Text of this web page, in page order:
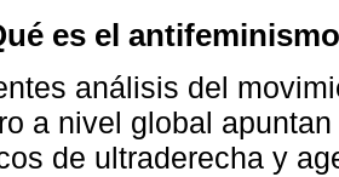
es el
análisis del
a nivel global
de ultraderecha y